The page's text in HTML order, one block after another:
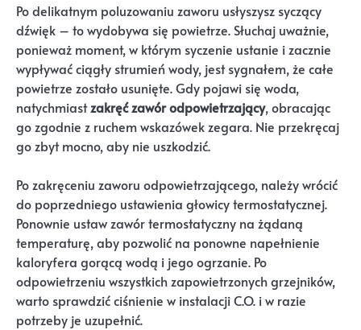
Po delikatnym poluzowaniu zaworu usłyszysz syczący
dźwięk – to wydobywa się powietrze. Słuchaj uważnie,
ponieważ moment, w którym syczenie ustanie i zacznie
wypływać ciągły strumień wody, jest sygnałem, że całe
powietrze zostało usunięte. Gdy pojawi się woda,
natychmiastzakręć zawór odpowietrzający, obracając
go zgodnie z ruchem wskazówek zegara. Nie przekręcaj
go zbyt mocno, aby nie uszkodzić.
Po zakręceniu zaworu odpowietrzającego, należy wrócić
do poprzedniego ustawienia głowicy termostatycznej.
Ponownie ustaw zawór termostatyczny na żądaną
temperaturę, aby pozwolić na ponowne napełnienie
kaloryfera gorącą wodą i jego ogrzanie. Po
odpowietrzeniu wszystkich zapowietrzonych grzejników,
warto sprawdzić ciśnienie w instalacji C.O. i w razie
potrzeby je uzupełnić.